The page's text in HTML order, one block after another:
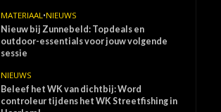
MATERIAAL•NIEUWS
Nieuw bij Zunnebeld: Topdeals en
outdoor-essentials voor jouw volgende
sessie
NIEUWS
Beleef het WK van dichtbij: Word
controleur tijdens het WK Streetfishing in